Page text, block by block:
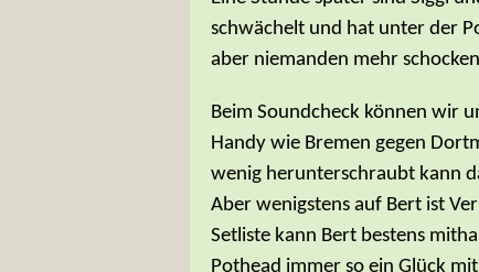
schwächelt und hat unter der
aber niemanden mehr
Beim Soundcheck können wir
Handy wie Bremen gegen
wenig herunterschraubt kann
Aber wenigstens auf Bert ist
Setliste kann Bert bestens
Pothead immer so ein Glück